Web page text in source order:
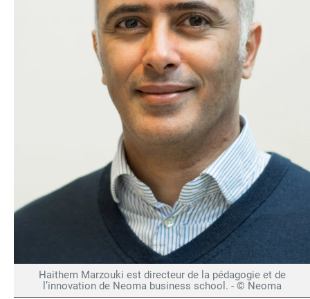
Haithem Marzouki est directeur de la pédagogie et de
l’innovation de Neoma business school. - © Neoma